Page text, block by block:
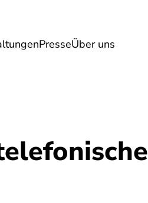
PresseÜber uns
Reise Verträge